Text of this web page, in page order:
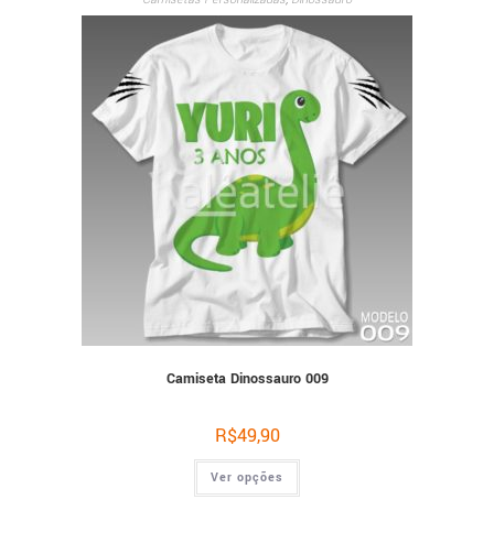
Camiseta Dinossauro 009
R$49,90
Ver opções